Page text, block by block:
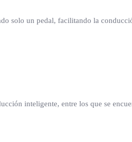
solo un pedal, facilitando la
inteligente, entre los que se